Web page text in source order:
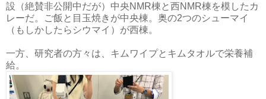
設（絶賛非公開中だが）中央NMR棟と西NMR棟を模したカ
レーだ。ご飯と目玉焼きが中央棟。奥の2つのシューマイ
（もしかしたらシウマイ）が西棟。
一方、研究者の方々は、キムワイプとキムタオルで栄養補
給。